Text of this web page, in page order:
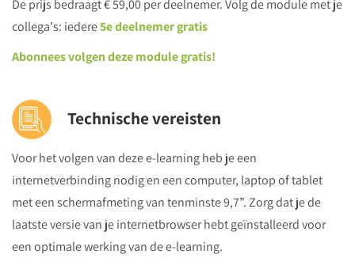
De prijs bedraagt € 59,00 per deelnemer. Volg de module met je
collega's: iedere5e deelnemer gratis
Abonnees volgen deze module gratis!
Technische vereisten
Voor het volgen van deze e-learning heb je een
internetverbinding nodig en een computer, laptop of tablet
met een schermafmeting van tenminste 9,7”. Zorg dat je de
laatste versie van je internetbrowser hebt geïnstalleerd voor
een optimale werking van de e-learning.